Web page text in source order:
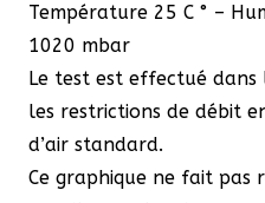
Température 25 C ° –
1020 mbar
Le test est effectué
les restrictions de débit
d’air standard.
Ce graphique ne fait